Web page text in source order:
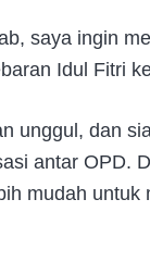
saya ingin
Idul Fitri
unggul, dan
antar OPD.
mudah untuk